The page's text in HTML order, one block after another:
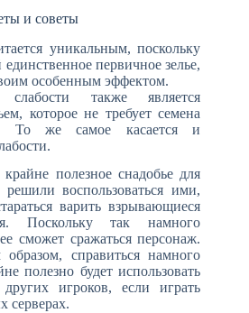
и советы
уникальным, поскольку
единственное первичное зелье,
особенным эффектом.
также является
которое не требует семена
То же самое касается и
полезное снадобье для
воспользоваться ими,
варить взрывающиеся
Поскольку так намного
сможет сражаться персонаж.
справиться намного
полезно будет использовать
игроков, если играть
серверах.